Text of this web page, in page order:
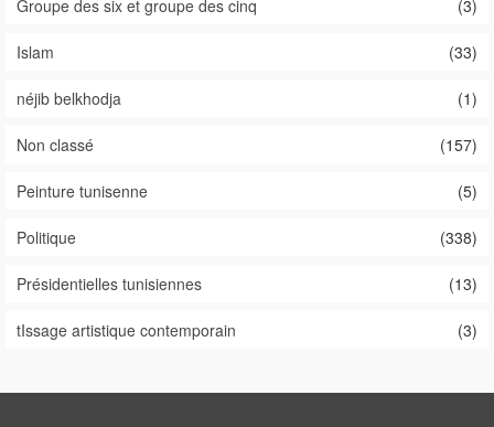
Groupe des six et groupe des cinq (3)
Islam (33)
néjib belkhodja (1)
Non classé (157)
Peinture tunisenne (5)
Politique (338)
Présidentielles tunisiennes (13)
tIssage artistique contemporain (3)